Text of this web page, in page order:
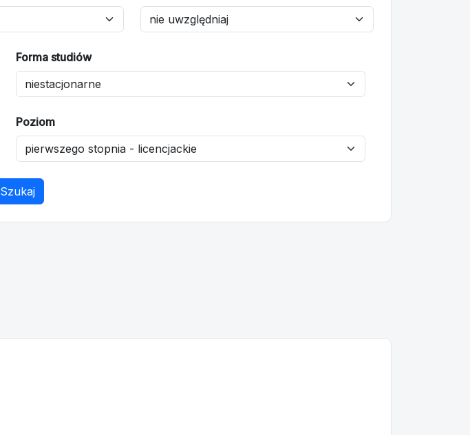
Forma studiów
Poziom
Szukaj